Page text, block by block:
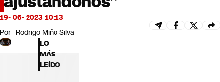
19- 06- 2023 10:13
Por Rodrigo Miño Silva
LO
MÁS
LEÍDO